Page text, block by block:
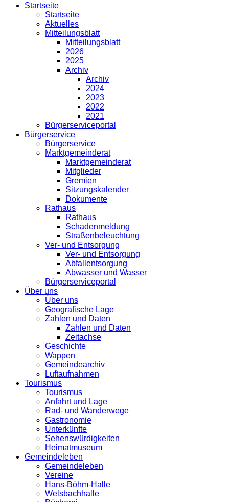
Startseite
Startseite
Aktuelles
Mitteilungsblatt
Mitteilungsblatt
2026
2025
Archiv
Archiv
2024
2023
2022
2021
Bürgerserviceportal
Bürgerservice
Bürgerservice
Marktgemeinderat
Marktgemeinderat
Mitglieder
Gremien
Sitzungskalender
Dokumente
Rathaus
Rathaus
Schadenmeldung
Straßenbeleuchtung
Ver- und Entsorgung
Ver- und Entsorgung
Abfallentsorgung
Abwasser und Wasser
Bürgerserviceportal
Über uns
Über uns
Geografische Lage
Zahlen und Daten
Zahlen und Daten
Zeitachse
Geschichte
Wappen
Gemeindearchiv
Luftaufnahmen
Tourismus
Tourismus
Anfahrt und Lage
Rad- und Wanderwege
Gastronomie
Unterkünfte
Sehenswürdigkeiten
Heimatmuseum
Gemeindeleben
Gemeindeleben
Vereine
Hans-Böhm-Halle
Welsbachhalle